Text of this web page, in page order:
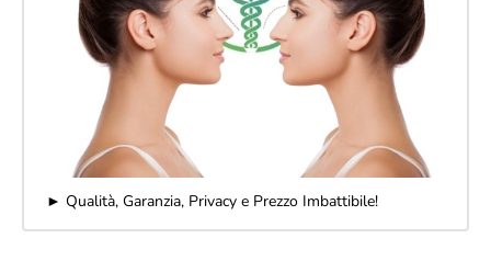
► Qualità, Garanzia, Privacy e Prezzo Imbattibile!